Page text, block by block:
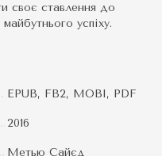
своє ставлення до
успіху.
EPUB, FB2, MOBI, PDF
2016
Метью Сайєд